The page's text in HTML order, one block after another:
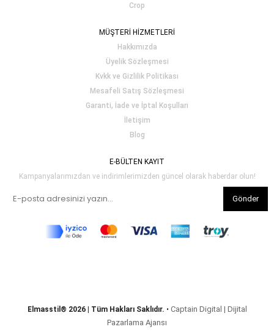
Crop
MÜŞTERİ HİZMETLERİ
Hakkımızda
Üyelik Sözleşmesi
Kvkk ve Gizlilik Politikası
Mesafeli Satış Sözleşmesi
Garanti, İade ve İptal Koşulları
İletişim
Blog
E-BÜLTEN KAYIT
Kampanyalarımızdan ve indirimlerimizden güncel olarak haberdar olun!
Gönder
Elmasstil® 2026 | Tüm Hakları Saklıdır. • Captain Digital | Dijital
Pazarlama Ajansı